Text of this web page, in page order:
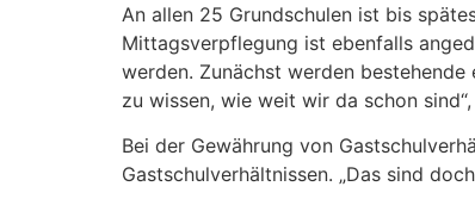
An allen 25 Grundschulen ist bis
Mittagsverpflegung ist ebenfalls
werden. Zunächst werden
zu wissen, wie weit wir da schon
Bei der Gewährung von
Gastschulverhältnissen. „Das sind